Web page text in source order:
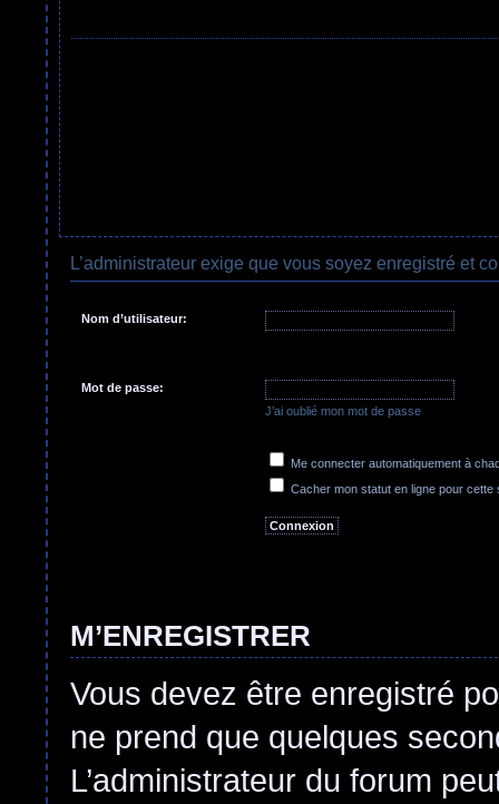
L’administrateur exige que vous soyez enregistré et
Nom d’utilisateur:
Mot de passe:
J’ai oublié mon mot de passe
Me connecter automatiquement à
Cacher mon statut en ligne pour cette
M’ENREGISTRER
Vous devez être enregistré
ne prend que quelques
L’administrateur du forum